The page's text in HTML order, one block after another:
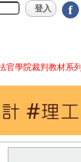
f
官學院裁判教材系列